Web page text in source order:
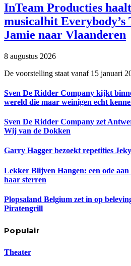
InTeam Producties
musicalhit
Jamie naar Vlaanderen
8 augustus 2026
De voorstelling staat vanaf 15 januari
Sven De Ridder Company kijkt
wereld die maar weinigen echt
Sven De Ridder Company zet
Wij van de Dokken
Garry Hagger bezoekt repetities
Lekker Blijven Hangen: een ode aan
haar sterren
Plopsaland Belgium zet in op
Piratengrill
Populair
Theater